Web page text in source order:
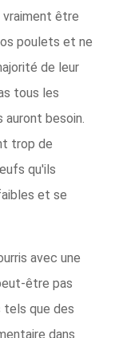
être
poulets et ne
de leur
tous les
besoin.
trop de
qu'ils
et se
avec une
être pas
tels que des
dans